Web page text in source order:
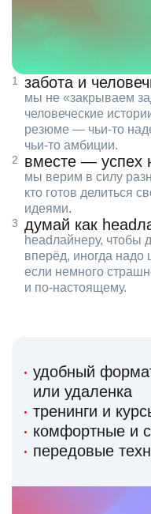
забота и
мы не «закрываем
человеческие
резюме — чьи‑то
чьи‑то амбиции.
вместе — успех
мы верим в силу
кто готов делиться
идеями.
думай как
headлайнеру, чтобы
вперёд, иногда надо
если немного
и по‑настоящему.
удобный
или удаленка
тренинги и
комфортные и
передовые